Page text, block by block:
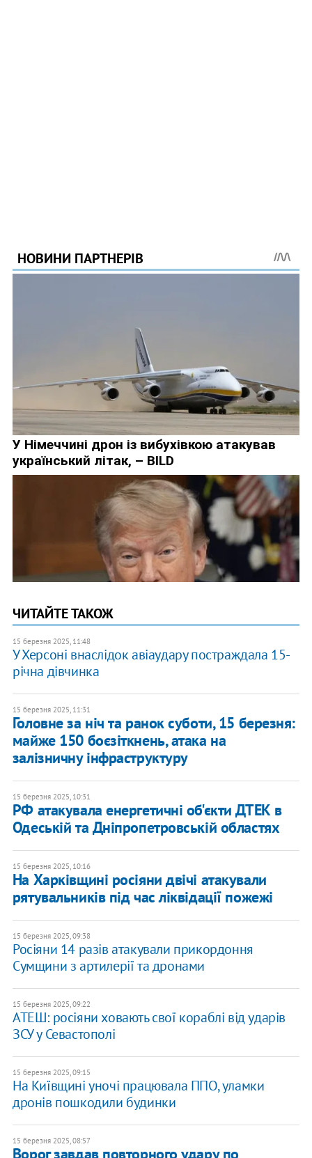
ЧИТАЙТЕ ТАКОЖ
15 березня 2025, 11:48
У Херсоні внаслідок авіаудару постраждала 15-
річна дівчинка
15 березня 2025, 11:31
Головне за ніч та ранок суботи, 15 березня:
майже 150 боєзіткнень, атака на
залізничну інфраструктуру
15 березня 2025, 10:31
РФ атакувала енергетичні об'єкти ДТЕК в
Одеській та Дніпропетровській областях
15 березня 2025, 10:16
На Харківщині росіяни двічі атакували
рятувальників під час ліквідації пожежі
15 березня 2025, 09:38
Росіяни 14 разів атакували прикордоння
Сумщини з артилерії та дронами
15 березня 2025, 09:22
АТЕШ: росіяни ховають свої кораблі від ударів
ЗСУ у Севастополі
15 березня 2025, 09:15
На Київщині уночі працювала ППО, уламки
дронів пошкодили будинки
15 березня 2025, 08:57
Ворог завдав повторного удару по